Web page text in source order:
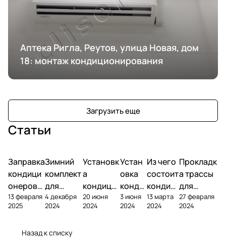
Аптека Ригла, Реутов, улица Новая, дом
18: монтаж кондиционирования
Загрузить еще
Статьи
Заправка
кондици
онеров
фреоном
13 февраля
2025
Зимний
комплект
для
кондици
онера
4 декабря
2024
Установк
а
кондици
онера на
фасаде
20 июня
2024
Устан
овка
конди
ционе
ра
3 июня
2024
Из чего
состоит
кондиц
ионер?
13 марта
2024
Прокладк
а трассы
для
кондицио
нера
27 февраля
2024
Назад к списку